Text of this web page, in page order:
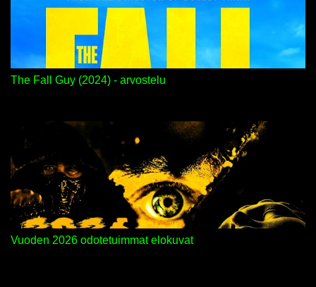
The Fall Guy (2024) - arvostelu
Vuoden 2026 odotetuimmat elokuvat